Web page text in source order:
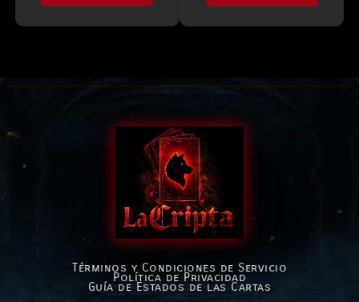
Términos y Condiciones de Servicio
Política de Privacidad
Guía de Estados de las Cartas